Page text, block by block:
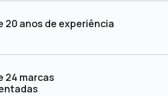
20 anos de experiência
24 marcas